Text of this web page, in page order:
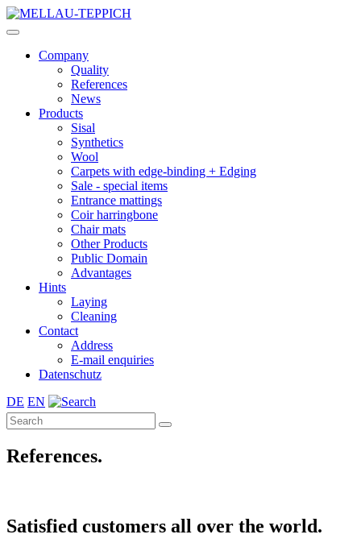
Company
Quality
References
News
Products
Sisal
Synthetics
Wool
Carpets with edge-binding + Edging
Sale - special items
Entrance mattings
Coir harringbone
Chair mats
Other Products
Public Domain
Advantages
Hints
Laying
Cleaning
Contact
Address
E-mail enquiries
Datenschutz
DE EN
References.
Satisfied customers all over the world.